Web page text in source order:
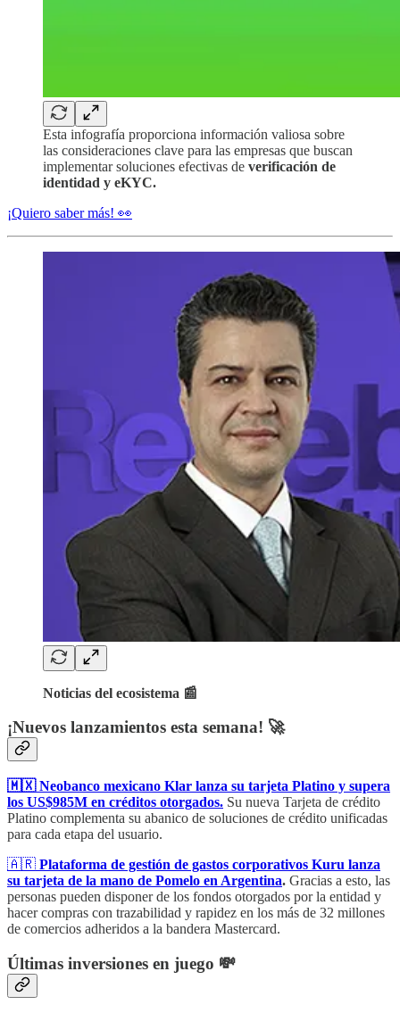
Esta infografía proporciona información valiosa sobre
las consideraciones clave para las empresas que buscan
implementar soluciones efectivas de verificación de
identidad y eKYC.
¡Quiero saber más! 👀
Noticias del ecosistema 📰
¡Nuevos lanzamientos esta semana! 🚀
🇲🇽 Neobanco mexicano Klar lanza su tarjeta Platino y supera
los US$985M en créditos otorgados. Su nueva Tarjeta de crédito
Platino complementa su abanico de soluciones de crédito unificadas
para cada etapa del usuario.
🇦🇷 Plataforma de gestión de gastos corporativos Kuru lanza
su tarjeta de la mano de Pomelo en Argentina. Gracias a esto, las
personas pueden disponer de los fondos otorgados por la entidad y
hacer compras con trazabilidad y rapidez en los más de 32 millones
de comercios adheridos a la bandera Mastercard.
Últimas inversiones en juego 💸